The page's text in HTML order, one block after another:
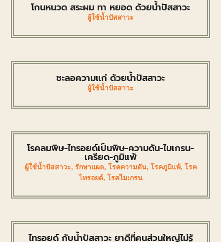
โกนหนวด สระผม ทา หยอด ด้วยน้ำปัสสาวะ
ผู้ใช้น้ำปัสสาวะ
ชะลอความแก่ ด้วยน้ำปัสสาวะ
ผู้ใช้น้ำปัสสาวะ
โรคลมพิษ-ไทรอยด์เป็นพิษ-ความดัน-ไมเกรน-
เครียด-ภูมิแพ้
ผู้ใช้น้ำปัสสาวะ, รักษาแผล, โรคความดัน, โรคภูมิแพ้, โรค
ไทรอยด์, โรคไมเกรน
ไทรอยด์ กับน้ำปัสสาวะ ยาดีที่คนส่วนใหญ่ไม่รู้